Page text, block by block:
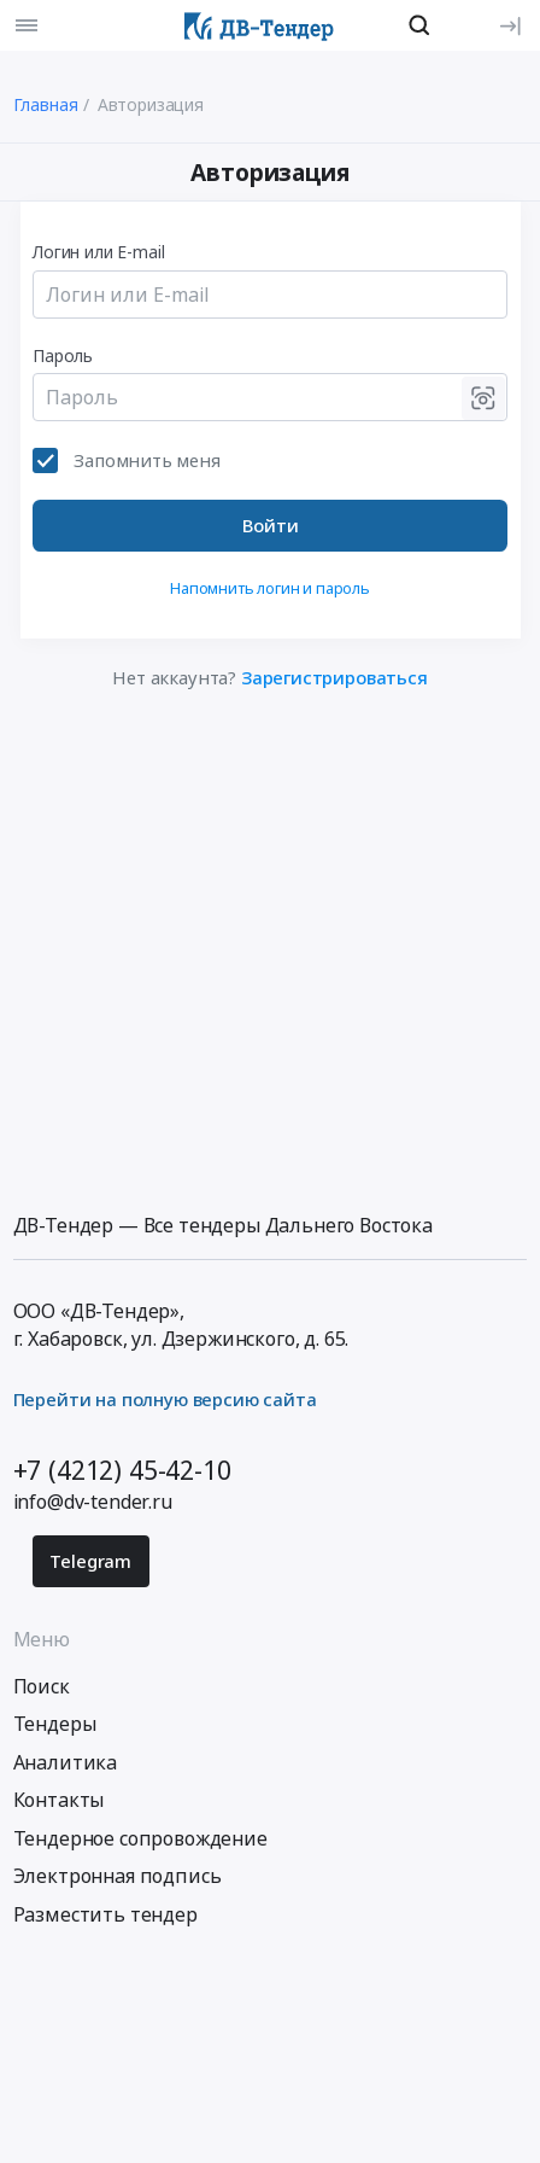
Главная Авторизация
Авторизация
Логин или E-mail
Пароль
Запомнить меня
Войти
Напомнить логин и пароль
Нет аккаунта? Зарегистрироваться
ДВ-Тендер — Все тендеры Дальнего Востока
ООО «ДВ-Тендер»,
г. Хабаровск,ул. Дзержинского, д. 65.
Перейти на полную версию сайта
+7 (4212) 45-42-10
info@dv-tender.ru
Telegram
Меню
Поиск
Тендеры
Аналитика
Контакты
Тендерное сопровождение
Электронная подпись
Разместить тендер